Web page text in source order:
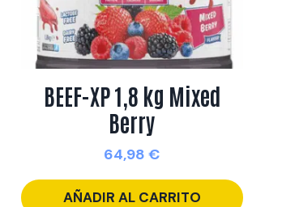
BEEF-XP 1,8 kg Mixed
Berry
64,98€
AÑADIR AL CARRITO